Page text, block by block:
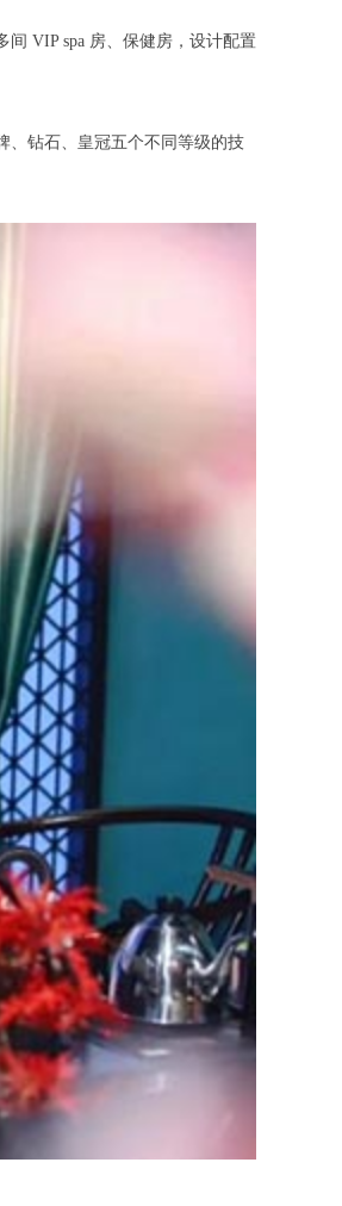
VIP spa 房、保健房，设计配置
钻石、皇冠五个不同等级的技